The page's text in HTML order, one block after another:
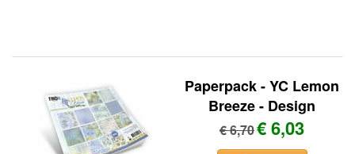
Paperpack - YC Lemon
Breeze - Design
€ 6,70€ 6,03